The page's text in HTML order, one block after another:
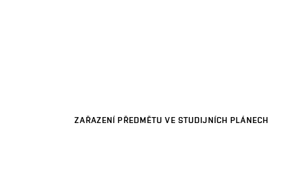
ZAŘAZENÍ PŘEDMĚTU VE STUDIJNÍCH PLÁNECH